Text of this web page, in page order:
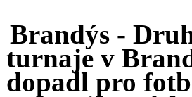
Brandýs -
turnaje v
dopadl pro